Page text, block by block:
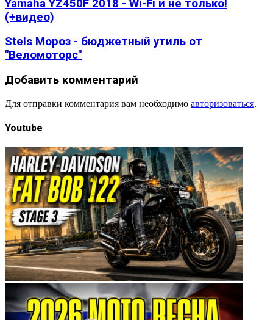
Yamaha YZ450F 2018 - Wi-Fi и не только!
(+видео)
Stels Мороз - бюджетный утиль от
"Веломоторс"
Добавить комментарий
Для отправки комментария вам необходимо авторизоваться.
Youtube